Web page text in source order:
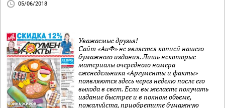
05/06/2018
Уважаемые друзья!
Сайт «АиФ» не является копией нашего
бумажного издания. Лишь некоторые
материалы очередного номера
еженедельника «Аргументы и факты»
появляются здесь через неделю после его
выхода в свет. Если вы желаете получать
издание быстрее и в полном объеме,
пожалуйста, приобретите бумажную